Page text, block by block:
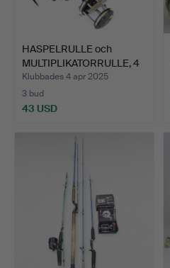
HASPELRULLE och
MULTIPLIKATORRULLE, 4
+ 1 …
Klubbades 4 apr 2025
3 bud
43 USD